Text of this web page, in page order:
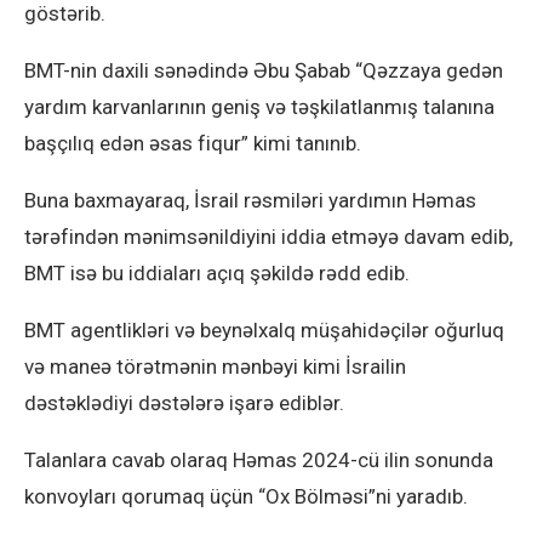
göstərib.
BMT-nin daxili sənədində Əbu Şabab “Qəzzaya gedən
yardım karvanlarının geniş və təşkilatlanmış talanına
başçılıq edən əsas fiqur” kimi tanınıb.
Buna baxmayaraq, İsrail rəsmiləri yardımın Həmas
tərəfindən mənimsənildiyini iddia etməyə davam edib,
BMT isə bu iddiaları açıq şəkildə rədd edib.
BMT agentlikləri və beynəlxalq müşahidəçilər oğurluq
və maneə törətmənin mənbəyi kimi İsrailin
dəstəklədiyi dəstələrə işarə ediblər.
Talanlara cavab olaraq Həmas 2024-cü ilin sonunda
konvoyları qorumaq üçün “Ox Bölməsi”ni yaradıb.